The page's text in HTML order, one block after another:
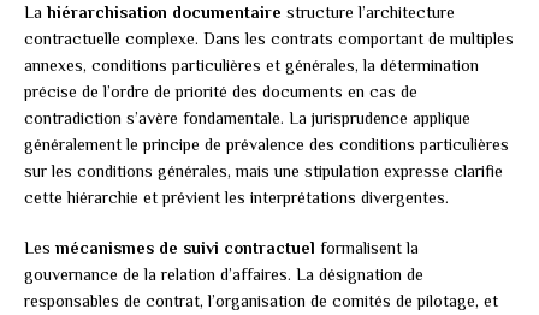
Lahiérarchisation documentaire structure l’architecture
contractuelle complexe. Dans les contrats comportant de multiples
annexes, conditions particulières et générales, la détermination
précise de l’ordre de priorité des documents en cas de
contradiction s’avère fondamentale. La jurisprudence applique
généralement le principe de prévalence des conditions particulières
sur les conditions générales, mais une stipulation expresse clarifie
cette hiérarchie et prévient les interprétations divergentes.
Les mécanismes de suivi contractuel formalisent la
gouvernance de la relation d’affaires. La désignation de
responsables de contrat, l’organisation de comités de pilotage, et